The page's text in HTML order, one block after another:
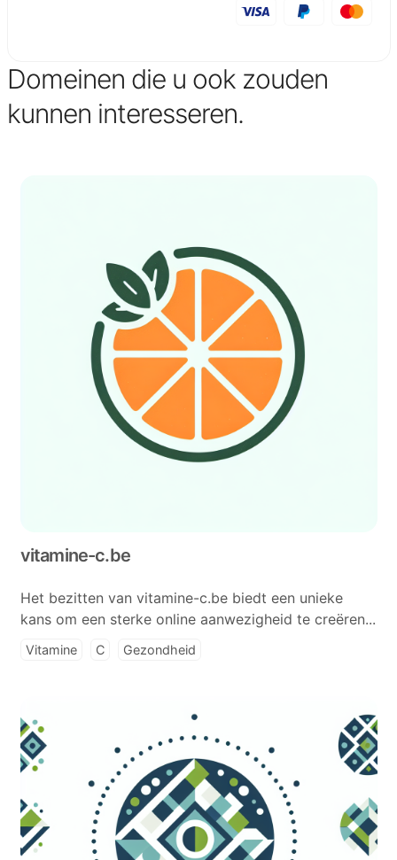
Domeinen die u ook zouden
kunnen interesseren.
vitamine-c.be
Het bezitten van vitamine-c.be biedt een unieke
kans om een sterke online aanwezigheid te creëren...
Vitamine C Gezondheid